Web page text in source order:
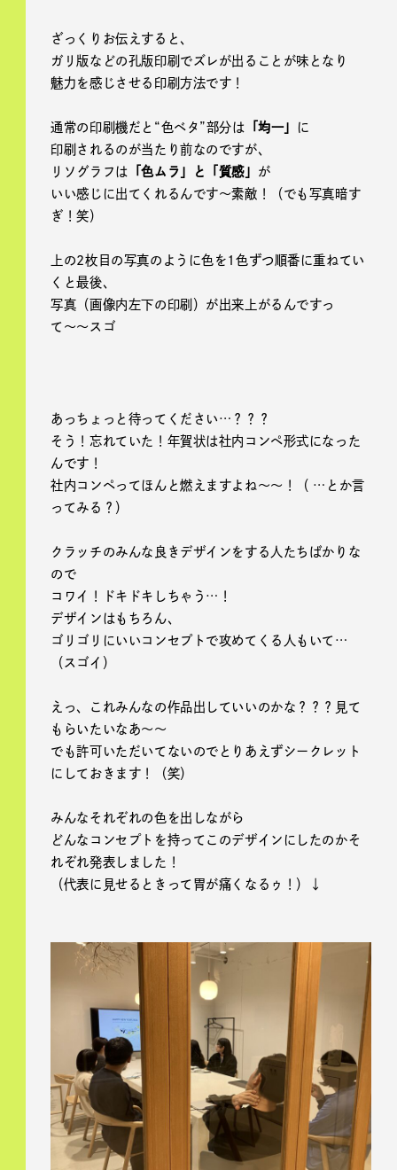
ざっくりお伝えすると、
ガリ版などの孔版印刷でズレが出ることが味となり
魅力を感じさせる印刷方法です！
通常の印刷機だと“色ベタ”部分は 「均一」
に
印刷されるのが当たり前なのですが、
リソグラフは
「色ムラ」と「質感」 が
いい感じに出てくれるんです〜素敵！（でも写真暗す
ぎ！笑）
上の2枚目の写真のように色を1色ずつ順番に重ねてい
くと最後、
写真（画像内左下の印刷）が出来上がるんですっ
て〜〜スゴ
あっちょっと待ってください…？？？
そう！忘れていた！年賀状は社内コンペ形式になった
んです！
社内コンペってほんと燃えますよね〜〜！（ …とか言
ってみる？）
クラッチのみんな良きデザインをする人たちばかりな
ので
コワイ！ドキドキしちゃう…！
デザインはもちろん、
ゴリゴリにいいコンセプトで攻めてくる人もいて…
（スゴイ）
えっ、これみんなの作品出していいのかな？？？見て
もらいたいなあ〜〜
でも許可いただいてないのでとりあえずシークレット
にしておきます！（笑）
みんなそれぞれの色を出しながら
どんなコンセプトを持ってこのデザインにしたのかそ
れぞれ発表しました！
（代表に見せるときって胃が痛くなるゥ！）↓